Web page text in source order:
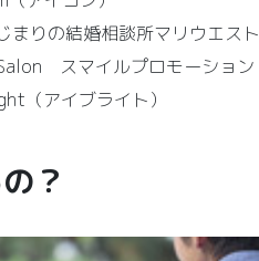
りの結婚相談所マリウエスト
スマイルプロモーション
アイブライト）
？